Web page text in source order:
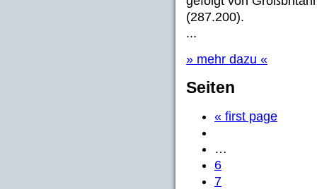
(287.200).
...
» mehr dazu «
Seiten
« first page
…
6
7